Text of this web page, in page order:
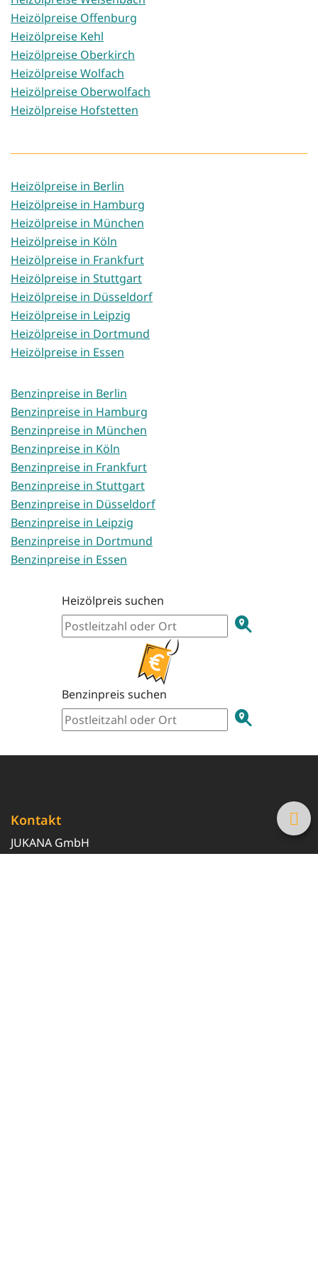
Heizölpreise Offenburg
Heizölpreise Kehl
Heizölpreise Oberkirch
Heizölpreise Wolfach
Heizölpreise Oberwolfach
Heizölpreise Hofstetten
Heizölpreise in Berlin
Heizölpreise in Hamburg
Heizölpreise in München
Heizölpreise in Köln
Heizölpreise in Frankfurt
Heizölpreise in Stuttgart
Heizölpreise in Düsseldorf
Heizölpreise in Leipzig
Heizölpreise in Dortmund
Heizölpreise in Essen
Benzinpreise in Berlin
Benzinpreise in Hamburg
Benzinpreise in München
Benzinpreise in Köln
Benzinpreise in Frankfurt
Benzinpreise in Stuttgart
Benzinpreise in Düsseldorf
Benzinpreise in Leipzig
Benzinpreise in Dortmund
Benzinpreise in Essen
Heizölpreis suchen
Benzinpreis suchen
Kontakt
JUKANA GmbH